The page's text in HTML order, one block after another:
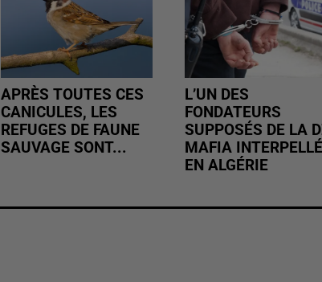
APRÈS TOUTES CES
CANICULES, LES
REFUGES DE FAUNE
SAUVAGE SONT...
L’UN DES
FONDATEURS
SUPPOSÉS DE LA
MAFIA INTERPELLÉ
EN ALGÉRIE